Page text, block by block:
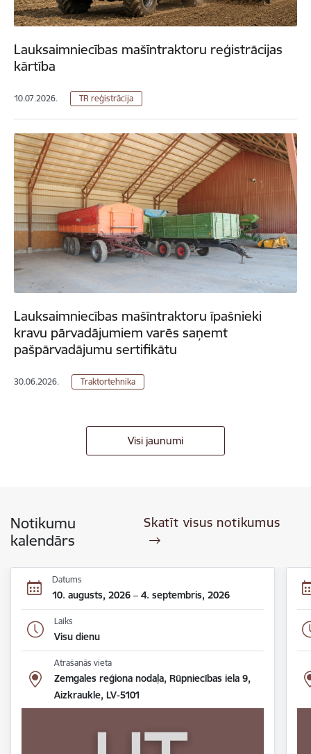
Lauksaimniecības mašīntraktoru reģistrācijas
kārtība
10.07.2026. TR reģistrācija
Lauksaimniecības mašīntraktoru īpašnieki
kravu pārvadājumiem varēs saņemt
pašpārvadājumu sertifikātu
30.06.2026. Traktortehnika
Visi jaunumi
Notikumu
kalendārs
Skatīt visus notikumus
Datums
10. augusts, 2026 – 4. septembris, 2026
Laiks
Visu dienu
Atrašanās vieta
Zemgales reģiona nodaļa, Rūpniecības iela 9,
Aizkraukle, LV-5101